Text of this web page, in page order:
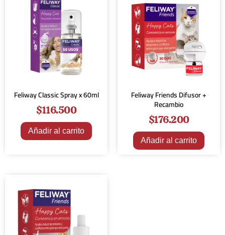
Feliway Classic Spray x 60ml
$116.500
Añadir al carrito
Feliway Friends Difusor +
Recambio
$176.200
Añadir al carrito